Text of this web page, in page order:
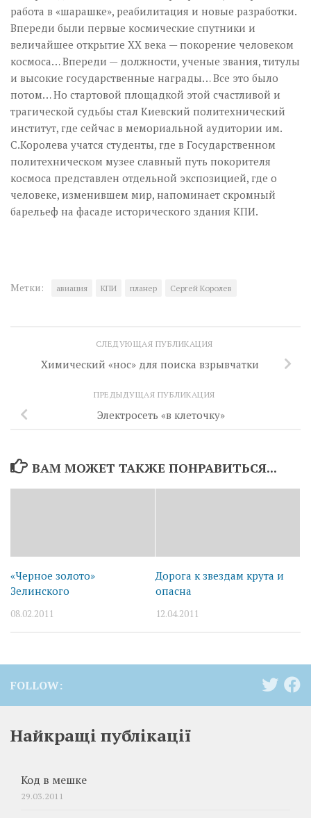
работа в «шарашке», реабилитация и новые разработки.
Впереди были первые космические спутники и
величайшее открытие ХХ века — покорение человеком
космоса… Впереди — должности, ученые звания, титулы
и высокие государственные награды… Все это было
потом… Но стартовой площадкой этой счастливой и
трагической судьбы стал Киевский политехнический
институт, где сейчас в мемориальной аудитории им.
С.Королева учатся студенты, где в Государственном
политехническом музее славный путь покорителя
космоса представлен отдельной экспозицией, где о
человеке, изменившем мир, напоминает скромный
барельеф на фасаде исторического здания КПИ.
Метки: авиация КПИ планер Сергей Королев
СЛЕДУЮЩАЯ ПУБЛИКАЦИЯ
Химический «нос» для поиска взрывчатки
ПРЕДЫДУЩАЯ ПУБЛИКАЦИЯ
Электросеть «в клеточку»
ВАМ МОЖЕТ ТАКЖЕ ПОНРАВИТЬСЯ...
«Черное золото»
Зелинского
08.02.2011
Дорога к звездам крута и
опасна
12.04.2011
FOLLOW:
Найкращі публікації
Код в мешке
29.03.2011